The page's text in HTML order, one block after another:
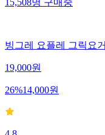
15,508명구매중
빙그레 요플레 그릭요
19,000원
26%14,000원